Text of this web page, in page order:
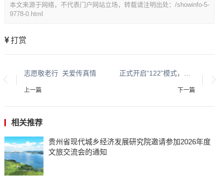
本文来源于网络，不代表门户网站立场，转载请注明出处：/showinfo-5-
9778-0.html
打赏
志愿敬老行 关爱传真情
上一篇 下一篇
相关推荐
贵州省现代城乡经济发展研究院邀请参加2026年度
文旅交流会的通知